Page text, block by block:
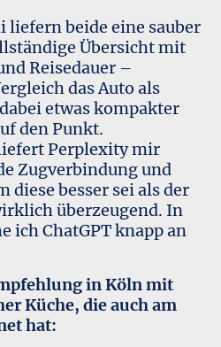
liefern beide eine sauber
Übersicht mit
Reisedauer –
das Auto als
etwas kompakter
den Punkt.
Perplexity mir
Zugverbindung und
besser sei als der
überzeugend. In
ich ChatGPT knapp an
in Köln mit
Küche, die auch am
hat: